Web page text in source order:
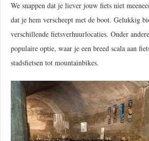
We snappen dat je liever jouw fiets niet
dat je hem verscheept met de boot. Gelukkig
verschillende fietsverhuurlocaties. Onder andere
populaire optie, waar je een breed scala aan
stadsfietsen tot mountainbikes.